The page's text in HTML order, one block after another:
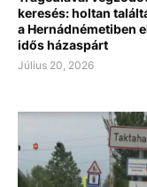
keresés: holtan
a Hernádnémetiben
idős házaspárt
Július 20, 2026